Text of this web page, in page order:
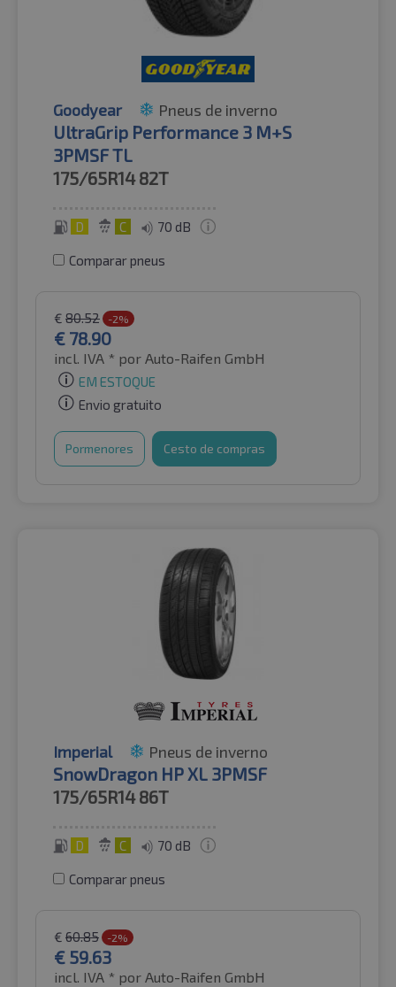
Goodyear Pneus de inverno
UltraGrip Performance 3 M+S
3PMSF TL
175/65R14 82T
D C 70 dB
Comparar pneus
€ 80.52 -2%
€ 78.90
incl. IVA * por Auto-Raifen GmbH
EM ESTOQUE
Envio gratuito
Pormenores Cesto de compras
Imperial Pneus de inverno
SnowDragon HP XL 3PMSF
175/65R14 86T
D C 70 dB
Comparar pneus
€ 60.85 -2%
€ 59.63
incl. IVA * por Auto-Raifen GmbH